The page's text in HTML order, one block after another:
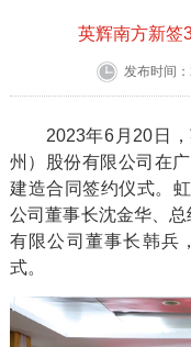
英辉南方新签
发布时间
2023年6月 20 日
州）股份有限公司在
建造合同签约仪式。
公司董事长沈金华、
有限公司董事长韩兵
式。